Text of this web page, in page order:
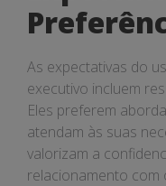
As expectativas do
executivo incluem
Eles preferem
atendam às suas
valorizam a
relacionamento com